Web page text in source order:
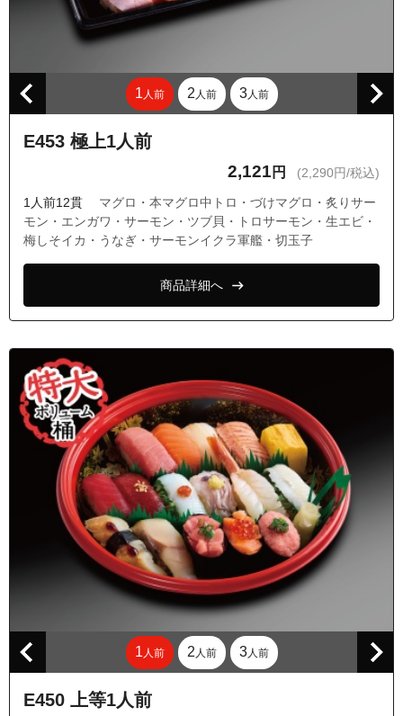
東京都東久留米市柳窪５丁目
東京都東久留米市弥生１丁目
東京都小平市大沼町４丁目
東京都清瀬市中里１丁目
東京都清瀬市野塩１丁目
東京都清瀬市野塩２丁目
東京都清瀬市元町２丁目
1人前 2 人前 3人前
E453 極上1人前
2,121 円 (2,290円/税込)
1人前12貫
マグロ・本マグロ中トロ・づけマグロ・炙りサー
モン・エンガワ・サーモン・ツブ貝・トロサーモン・生エビ・
梅しそイカ・うなぎ・サーモンイクラ軍艦・切玉子
商品詳細へ
1人前 2 人前 3人前
E450 上等1人前